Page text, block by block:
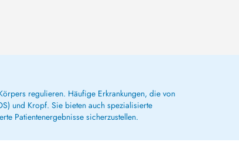
regulieren. Häufige Erkrankungen, die von
und Kropf. Sie bieten auch spezialisierte
Patientenergebnisse sicherzustellen.